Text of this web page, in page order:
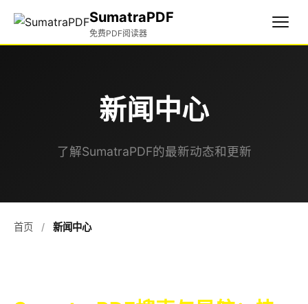
SumatraPDF
免费PDF阅读器
新闻中心
了解SumatraPDF的最新动态和更新
首页 / 新闻中心